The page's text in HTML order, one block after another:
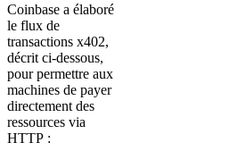
Coinbase a élaboré
le flux de
transactions x402,
décrit ci-dessous,
pour permettre aux
machines de payer
directement des
ressources via
HTTP :